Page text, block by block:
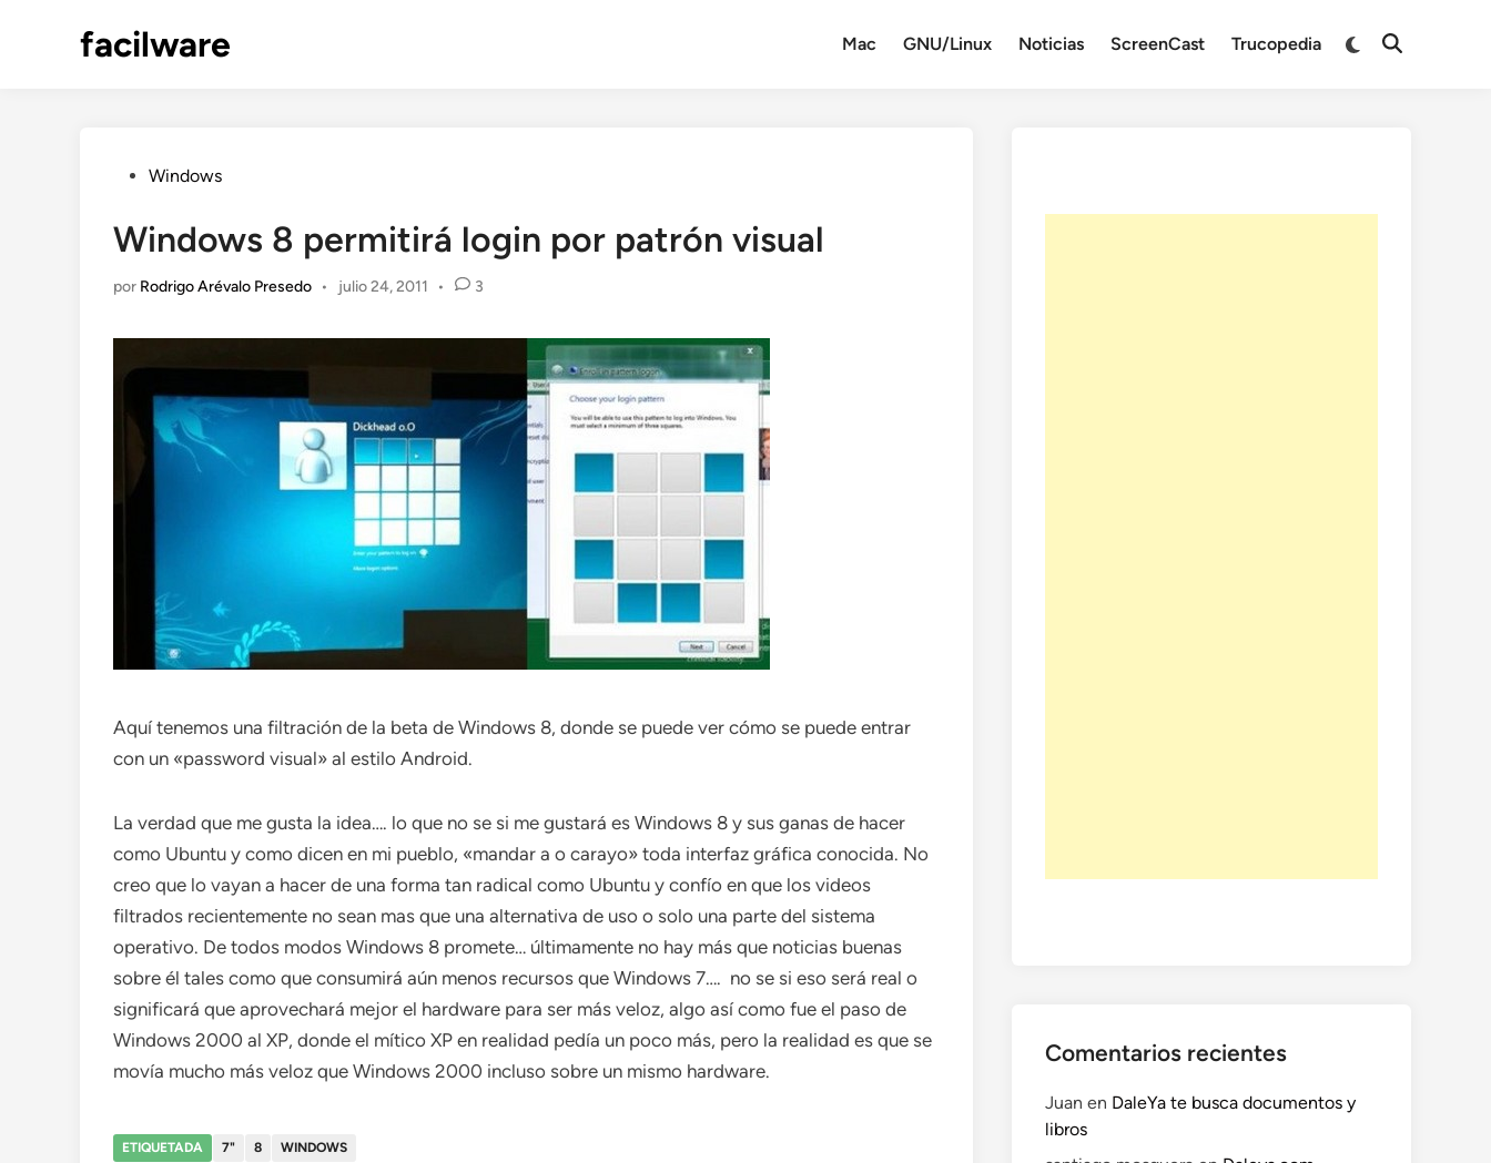
facilware Mac GNU/Linux Noticias ScreenCast Trucopedia
Publicado
Windows
Windows 8 permitirá login por patrón visual
por Rodrigo Arévalo Presedo • julio 24, 2011 • 3
Aquí tenemos una filtración de la beta de Windows 8, donde se puede ver cómo se puede entrar
con un «password visual» al estilo Android.
La verdad que me gusta la idea…. lo que no se si me gustará es Windows 8 y sus ganas de hacer
como Ubuntu y como dicen en mi pueblo, «mandar a o carayo» toda interfaz gráfica conocida. No
creo que lo vayan a hacer de una forma tan radical como Ubuntu y confío en que los videos
filtrados recientemente no sean mas que una alternativa de uso o solo una parte del sistema
operativo. De todos modos Windows 8 promete… últimamente no hay más que noticias buenas
sobre él tales como que consumirá aún menos recursos que Windows 7…. no se si eso será real o
significará que aprovechará mejor el hardware para ser más veloz, algo así como fue el paso de
Windows 2000 al XP, donde el mítico XP en realidad pedía un poco más, pero la realidad es que se
movía mucho más veloz que Windows 2000 incluso sobre un mismo hardware.
ETIQUETADA 7" 8 WINDOWS
Comentarios recientes
Juan en DaleYa te busca documentos y
libros